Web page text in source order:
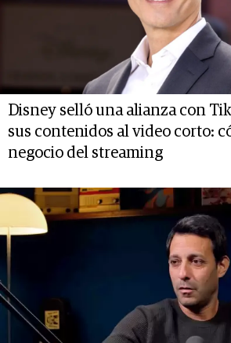
Disney selló una alianza con
sus contenidos al video corto:
negocio del streaming